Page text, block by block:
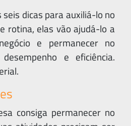
dicas para auxiliá-lo no
rotina, elas vão ajudá-lo a
e permanecer no
e eficiência.
consiga permanecer no